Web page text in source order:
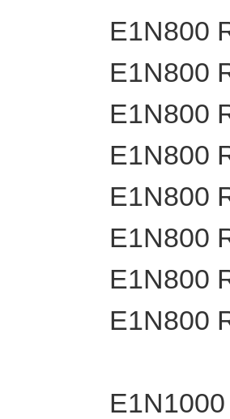
E1N800
E1N800
E1N800
E1N800
E1N800
E1N800
E1N800
E1N800